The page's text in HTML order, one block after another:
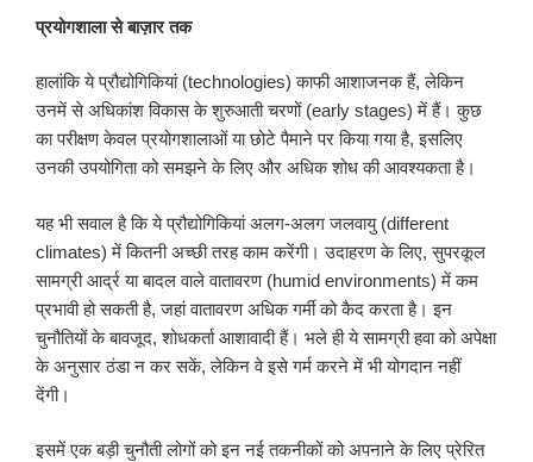
प्रयोगशाला से बाज़ार तक
हालांकि ये प्रौद्योगिकियां (technologies) काफी आशाजनक हैं, लेकिन
उनमें से अधिकांश विकास के शुरुआती चरणों (early stages) में हैं। कुछ
का परीक्षण केवल प्रयोगशालाओं या छोटे पैमाने पर किया गया है, इसलिए
उनकी उपयोगिता को समझने के लिए और अधिक शोध की आवश्यकता है।
यह भी सवाल है कि ये प्रौद्योगिकियां अलग-अलग जलवायु (different
climates) में कितनी अच्छी तरह काम करेंगी। उदाहरण के लिए, सुपरकूल
सामग्री आर्द्र या बादल वाले वातावरण (humid environments) में कम
प्रभावी हो सकती है, जहां वातावरण अधिक गर्मी को कैद करता है। इन
चुनौतियों के बावजूद, शोधकर्ता आशावादी हैं। भले ही ये सामग्री हवा को अपेक्षा
के अनुसार ठंडा न कर सकें, लेकिन वे इसे गर्म करने में भी योगदान नहीं
देंगी।
इसमें एक बड़ी चुनौती लोगों को इन नई तकनीकों को अपनाने के लिए प्रेरित